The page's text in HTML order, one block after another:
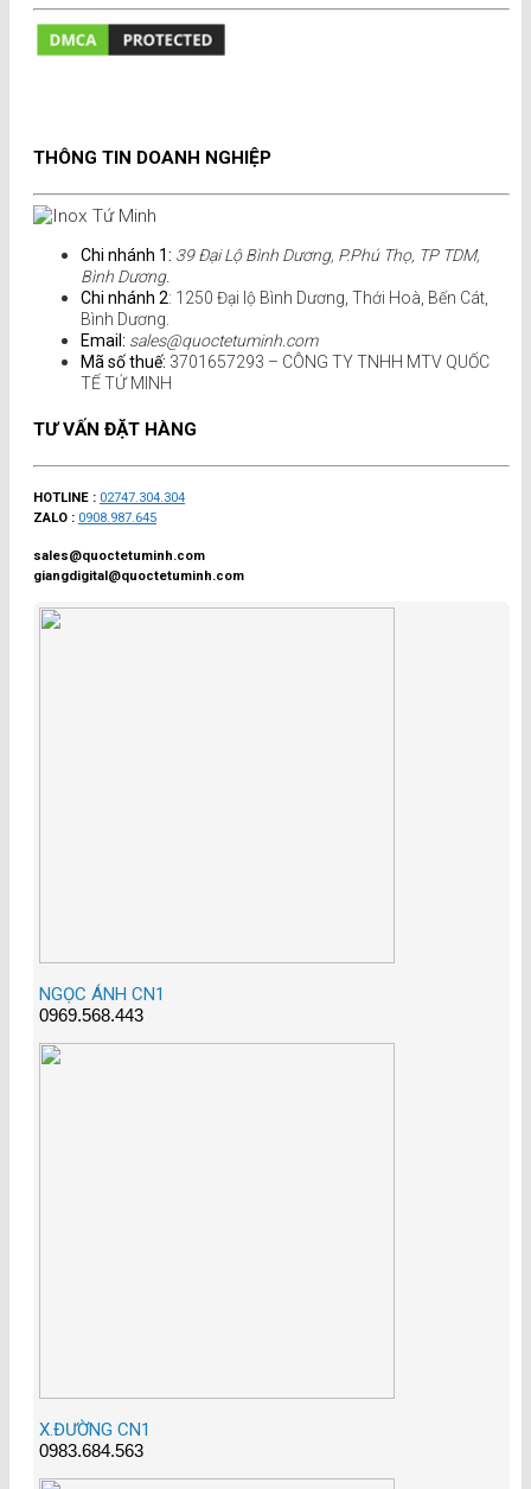
THÔNG TIN DOANH NGHIỆP
Chi nhánh 1: 39 Đại Lộ Bình Dương, P.Phú Thọ, TP TDM,
Bình Dương.
Chi nhánh 2: 1250 Đại lộ Bình Dương, Thới Hoà, Bến Cát,
Bình Dương.
Email: sales@quoctetuminh.com
Mã số thuế: 3701657293 – CÔNG TY TNHH MTV QUỐC
TẾ TỨ MINH
TƯ VẤN ĐẶT HÀNG
HOTLINE : 02747.304.304
ZALO : 0908.987.645
sales@quoctetuminh.com
giangdigital@quoctetuminh.com
NGỌC ÁNH CN1
0969.568.443
X.ĐƯỜNG CN1
0983.684.563